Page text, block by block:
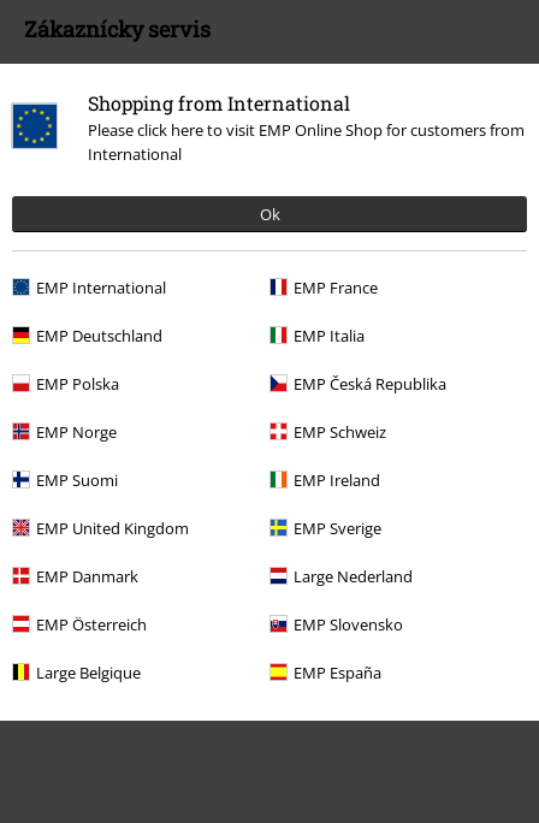
Shopping from International
Please click here to visit EMP Online Shop for customers from
International
Ok
EMP International EMP France
EMP Deutschland EMP Italia
EMP Polska EMP Česká Republika
EMP Norge EMP Schweiz
EMP Suomi EMP Ireland
EMP United Kingdom EMP Sverige
EMP Danmark Large Nederland
EMP Österreich EMP Slovensko
Large Belgique EMP España
Zákaznícky servis
Podmínky vracení zboží
Všeobecné informace o velikostech
Nabídky pro vás
Soutěž
Objednejte si dárkový poukaz
O EMP
Udržitelnost